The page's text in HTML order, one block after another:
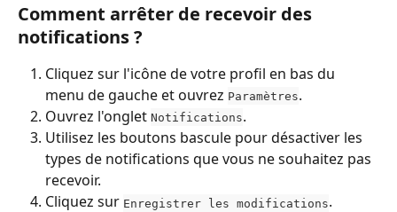
Comment arrêter de recevoir des
notifications ?
Cliquez sur l'icône de votre profil en bas du
menu de gauche et ouvrez Paramètres.
Ouvrez l'onglet Notifications.
Utilisez les boutons bascule pour désactiver les
types de notifications que vous ne souhaitez pas
recevoir.
Cliquez sur Enregistrer les modifications.